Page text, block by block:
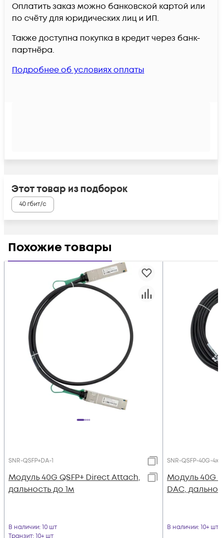
Оплатить заказ можно банковской картой или
по счёту для юридических лиц и ИП.
Также доступна покупка в кредит через банк-
партнёра.
Подробнее об условиях оплаты
Этот товар из подборок
40 гбит/с
Похожие товары
SNR-QSFP+DA-1
Модуль 40G QSFP+ Direct Attach,
дальность до 1м
В наличии: 10 шт
Транзит: 10+ шт
SNR-QSFP-40G-
Модуль 40G
DAC,
В наличии: 10+ шт